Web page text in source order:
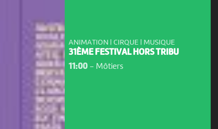
ANIMATION | CIRQUE | MUSIQUE
31ÈME FESTIVAL HORS TRIBU
11:00- Môtiers